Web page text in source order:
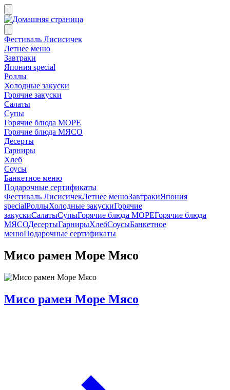
Фестиваль Лисисичек
Летнее меню
Завтраки
Япония special
Роллы
Холодные закуски
Горячие закуски
Салаты
Супы
Горячие блюда МОРЕ
Горячие блюда МЯСО
Десерты
Гарниры
Хлеб
Соусы
Банкетное меню
Подарочные сертификаты
Фестиваль ЛисисичекЛетнее менюЗавтракиЯпония
specialРоллыХолодные закускиГорячие
закускиСалатыСупыГорячие блюда МОРЕГорячие блюда
МЯСОДесертыГарнирыХлебСоусыБанкетное
менюПодарочные сертификаты
Мисо рамен Море Мясо
Мисо рамен Море Мясо